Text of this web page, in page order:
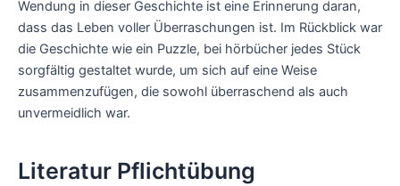
Wendung in dieser Geschichte ist eine Erinnerung daran,
dass das Leben voller Überraschungen ist. Im Rückblick war
die Geschichte wie ein Puzzle, bei hörbücher jedes Stück
sorgfältig gestaltet wurde, um sich auf eine Weise
zusammenzufügen, die sowohl überraschend als auch
unvermeidlich war.
Literatur Pflichtübung